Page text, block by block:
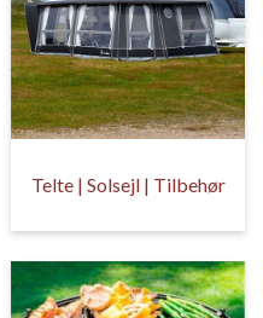
Telte | Solsejl | Tilbehør